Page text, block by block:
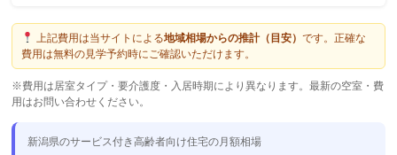
上記費用は当サイトによる地域相場からの推計（目安） です。正確な
費用は無料の見学予約時にご確認いただけます。
※費用は居室タイプ・要介護度・入居時期により異なります。最新の空室・費
用はお問い合わせください。
新潟県のサービス付き高齢者向け住宅の月額相場